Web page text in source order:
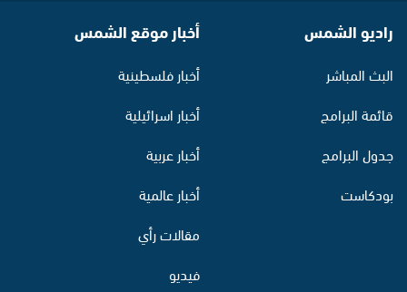
راديو الشمس
البث المباشر
قائمة البرامج
جدول البرامج
بودكاست
أخبار موقع الشمس
أخبار فلسطينية
أخبار اسرائيلية
أخبار عربية
أخبار عالمية
مقالات رأي
فيديو